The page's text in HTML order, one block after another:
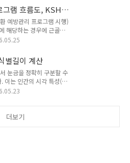
세·작업방법 등 작업조
후(S..
는 개인이 느끼는 ‘힘
심박수와 연관되어 약식
을 나타내는 특징이 있다.
이유는 작업자가 느끼는
를 객관적 지표만으로는
적으로 평가할 수 있다.
그램 흐름도, KSH-
예방관리 프로그램 시행)
해당하는 경우에 근골격
시행하여야 한다. 가. 근
한 사업장으로서 발생 비
이상인 경우나. 근골격계
見)이 지속되는 사업장으
정하여 근골격계 질환 예
을 명령한 경우 예방·관
별길이 계산
눈금을 정확히 구분할 수
이는 인간의 시각 특성(시
기, 제어판, 눈금판, 표시
식별 길이는 관찰 거리(시
더보기